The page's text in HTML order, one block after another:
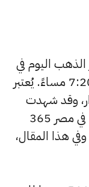
اليوم في
مصر ليوم الأربعاء 17 سبتمبر الساعة 7:20 مساءً. يُعتبر
وقد شهدت
أسعار الذهب تغيرات كثيرة، لذلك قمنا في مصر 365
هذا المقال،